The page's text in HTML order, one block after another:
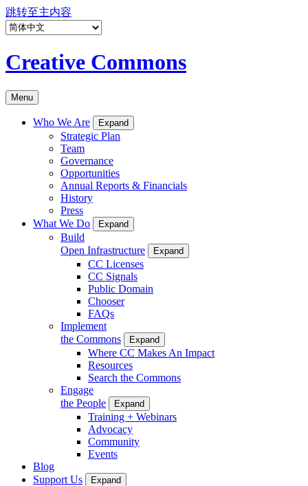
跳转至主内容
Creative Commons
Menu
Who We Are Expand
Strategic Plan
Team
Governance
Opportunities
Annual Reports & Financials
History
Press
What We Do
Expand
Build
Open Infrastructure
Expand
CC Licenses
CC Signals
Public Domain
Chooser
FAQs
Implement
the Commons
Expand
Where CC Makes An Impact
Resources
Search the Commons
Engage
the People
Expand
Training + Webinars
Advocacy
Community
Events
Blog
Support Us
Expand